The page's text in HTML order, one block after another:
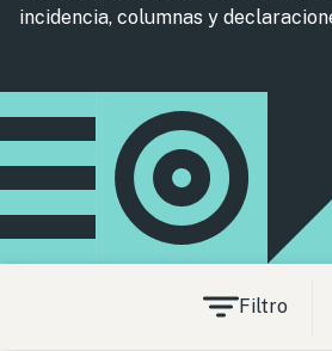
incidencia, columnas y
Filtro